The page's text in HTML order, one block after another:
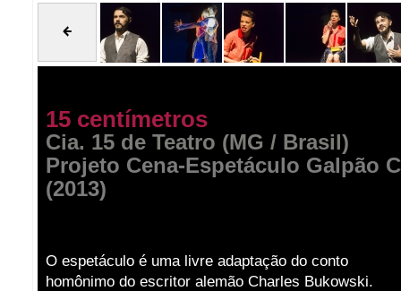
15 centímetros
Cia. 15 de Teatro (MG / Brasil)
Projeto Cena-Espetáculo Galpão
(2013)
O espetáculo é uma livre adaptação do conto
homônimo do escritor alemão Charles Bukowski.